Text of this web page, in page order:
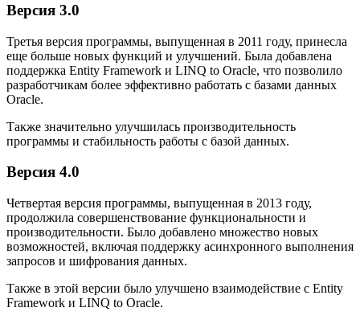
Версия 3.0
Третья версия программы, выпущенная в 2011 году, принесла
еще больше новых функций и улучшений. Была добавлена
поддержка Entity Framework и LINQ to Oracle, что позволило
разработчикам более эффективно работать с базами данных
Oracle.
Также значительно улучшилась производительность
программы и стабильность работы с базой данных.
Версия 4.0
Четвертая версия программы, выпущенная в 2013 году,
продолжила совершенствование функциональности и
производительности. Было добавлено множество новых
возможностей, включая поддержку асинхронного выполнения
запросов и шифрования данных.
Также в этой версии было улучшено взаимодействие с Entity
Framework и LINQ to Oracle.